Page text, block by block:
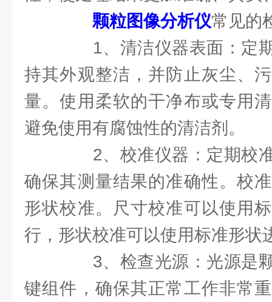
颗粒图像分析仪常见的
1、清洁仪器表面：定期
持其外观整洁，并防止灰尘、
量。使用柔软的干净布或专用
避免使用有腐蚀性的清洁剂。
2、校准仪器：定期校准
确保其测量结果的准确性。校
形状校准。尺寸校准可以使用
行，形状校准可以使用标准形状
3、检查光源：光源是颗
键组件，确保其正常工作非常